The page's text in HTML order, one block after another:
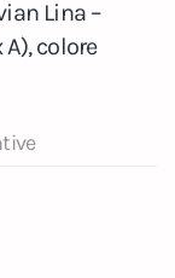
Lina –
colore